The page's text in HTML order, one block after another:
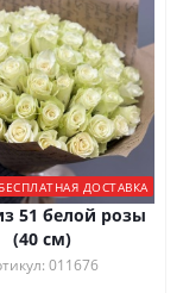
БЕСПЛАТНАЯ ДОСТАВКА
51 белой розы
(40 см)
011676